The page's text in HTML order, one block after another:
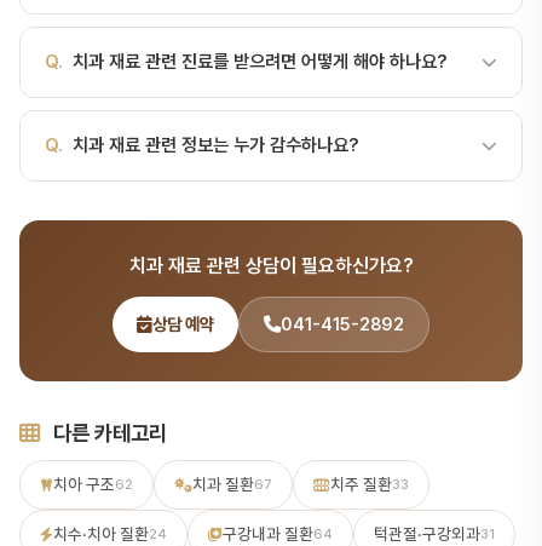
복합레진, 아말감, MTA 등 총 34개의 치과 용어가 포함되어 있습니
다. 각 용어 페이지에서 상세한 설명을 확인하실 수 있습니다.
Q. 치과 재료 관련 진료를 받으려면 어떻게 해야 하나요?
서울대 출신 14인 전문의 협진 시스템으로 정확한 진단과 치료를 받
으실 수 있습니다. 전화 041-415-2892 또는 온라인 예약으로 상담
하세요.
Q. 치과 재료 관련 정보는 누가 감수하나요?
를 제공하기 위해 최선을 다합니다.
치과 재료 관련 상담이 필요하신가요?
상담 예약 041-415-2892
다른 카테고리
치아 구조62 치과 질환67 치주 질환33
치수·치아 질환24 구강내과 질환64 턱관절·구강외과31